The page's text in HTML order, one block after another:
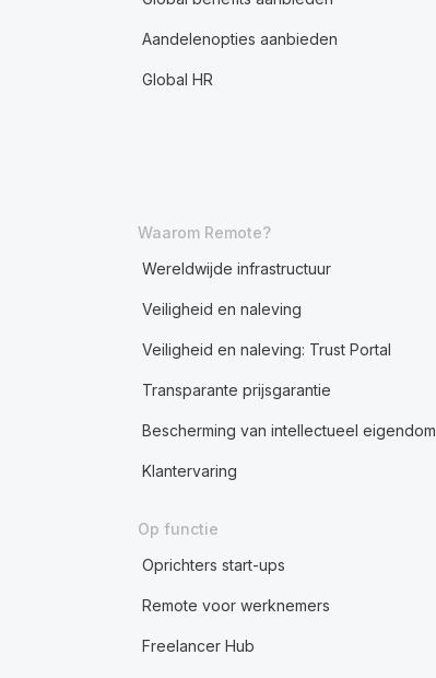
Aandelenopties aanbieden
Global HR
Waarom Remote?
Wereldwijde infrastructuur
Veiligheid en naleving
Veiligheid en naleving: Trust Portal
Transparante prijsgarantie
Bescherming van intellectueel eigendom
Klantervaring
Op functie
Oprichters start-ups
Remote voor werknemers
Freelancer Hub